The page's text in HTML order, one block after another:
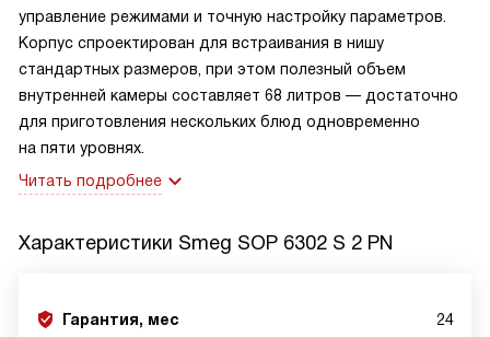
управление режимами и точную настройку параметров.
Корпус спроектирован для встраивания в нишу
стандартных размеров, при этом полезный объем
внутренней камеры составляет 68 литров — достаточно
для приготовления нескольких блюд одновременно
на пяти уровнях.
Читать подробнее
Характеристики Smeg SOP 6302 S 2 PN
Гарантия, мес 24